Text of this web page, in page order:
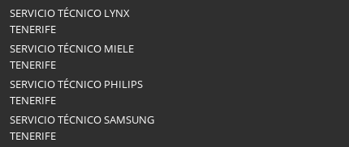
SERVICIO TÉCNICO LYNX
TENERIFE
SERVICIO TÉCNICO MIELE
TENERIFE
SERVICIO TÉCNICO PHILIPS
TENERIFE
SERVICIO TÉCNICO SAMSUNG
TENERIFE